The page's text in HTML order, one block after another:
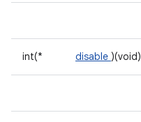
int(* disable )(void)